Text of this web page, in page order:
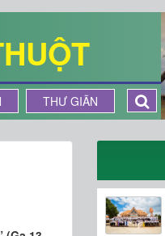
THƯ GIÃN